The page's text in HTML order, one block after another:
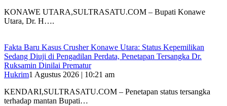
‎KONAWE UTARA,SULTRASATU.COM – Bupati Konawe
Utara, Dr. H….
Fakta Baru Kasus Crusher Konawe Utara: Status Kepemilikan
Sedang Diuji di Pengadilan Perdata, Penetapan Tersangka Dr.
Ruksamin Dinilai Prematur
Hukrim1 Agustus 2026 | 10:21 am
KENDARI,SULTRASATU.COM – Penetapan status tersangka
terhadap mantan Bupati…